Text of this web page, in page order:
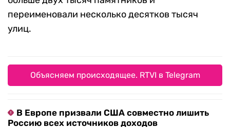
переименовали несколько десятков тысяч
улиц.
Объясняем происходящее. RTVI в Telegram
В Европе призвали США совместно лишить
Россию всех источников доходов